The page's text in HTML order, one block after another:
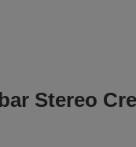
Stereo